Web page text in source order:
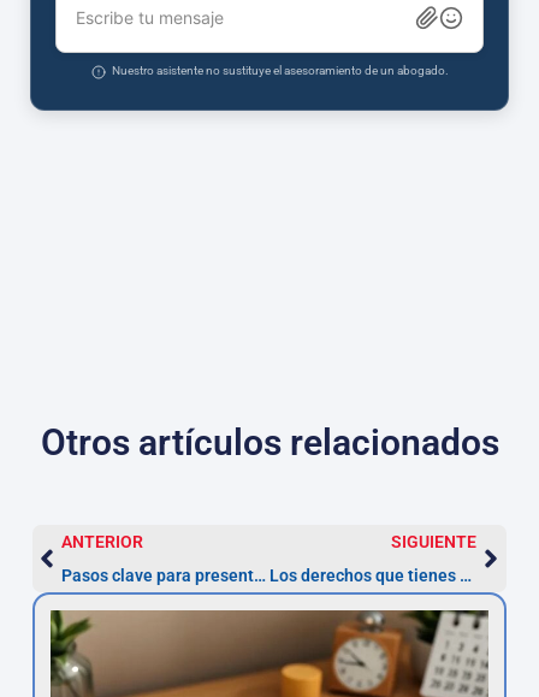
Escribe tu mensaje
Nuestro asistente no sustituye el asesoramiento de un abogado.
Otros artículos relacionados
ANTERIOR
Pasos clave para presentar una reclamación administrativa por multa ZBE
SIGUIENTE
Los derechos que tienes al reclamar la nulidad de un préstamo usurario